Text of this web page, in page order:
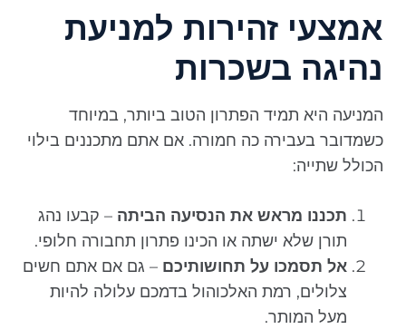
אמצעי זהירות למניעת
נהיגה בשכרות
המניעה היא תמיד הפתרון הטוב ביותר, במיוחד
כשמדובר בעבירה כה חמורה. אם אתם מתכננים בילוי
הכולל שתייה:
תכננו מראש את הנסיעה הביתה– קבעו נהג
תורן שלא ישתה או הכינו פתרון תחבורה חלופי.
אל תסמכו על תחושותיכם– גם אם אתם חשים
צלולים, רמת האלכוהול בדמכם עלולה להיות
מעל המותר.